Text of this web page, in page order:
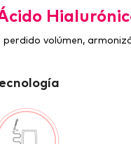
volúmen,